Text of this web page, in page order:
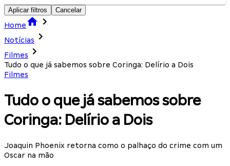
Aplicar filtros Cancelar
Home
Notícias
Filmes
Tudo o que já sabemos sobre Coringa: Delírio a Dois
Filmes
Tudo o que já sabemos sobre
Coringa: Delírio a Dois
Joaquin Phoenix retorna como o palhaço do crime com um
Oscar na mão